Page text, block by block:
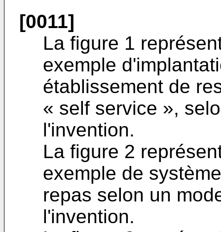
[0011]
La figure 1
exemple
établissement de
« self service »,
l'invention.
La figure 2
exemple de
repas selon un
l'invention.